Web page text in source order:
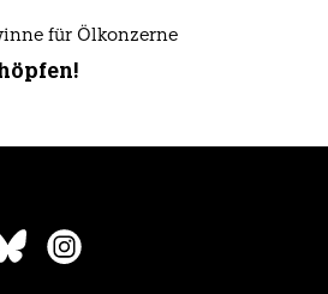
für Ölkonzerne